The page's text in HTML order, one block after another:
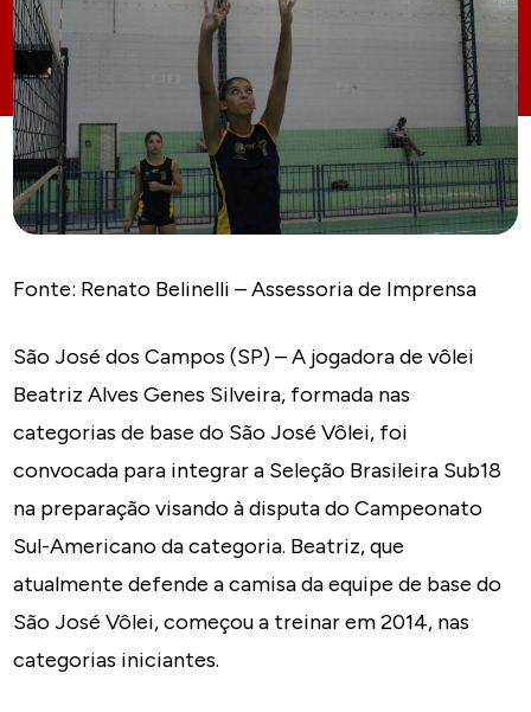
Fonte: Renato Belinelli – Assessoria de Imprensa
São José dos Campos (SP) – A jogadora de vôlei
Beatriz Alves Genes Silveira, formada nas
categorias de base do São José Vôlei, foi
convocada para integrar a Seleção Brasileira Sub18
na preparação visando à disputa do Campeonato
Sul-Americano da categoria. Beatriz, que
atualmente defende a camisa da equipe de base do
São José Vôlei, começou a treinar em 2014, nas
categorias iniciantes.